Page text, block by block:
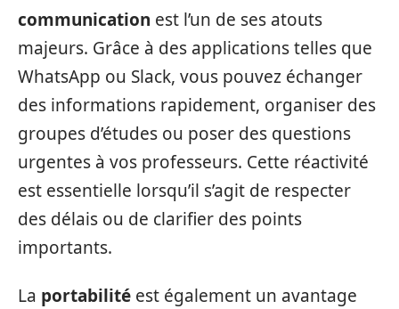
communication est l’un de ses atouts
majeurs. Grâce à des applications telles que
WhatsApp ou Slack, vous pouvez échanger
des informations rapidement, organiser des
groupes d’études ou poser des questions
urgentes à vos professeurs. Cette réactivité
est essentielle lorsqu’il s’agit de respecter
des délais ou de clarifier des points
importants.
La portabilité est également un avantage